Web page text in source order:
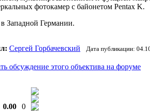
фотокамер с байонетом Pentax K.
Западной Германии.
Сергей Горбачевский Дата публикации:
обсуждение этого объектива на форуме
0.00 0